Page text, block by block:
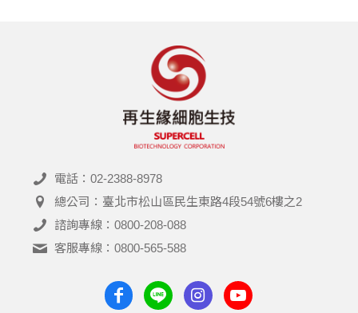
電話：02-2388-8978
總公司：臺北市松山區民生東路4段54號6樓之2
諮詢專線：0800-208-088
客服專線：0800-565-588